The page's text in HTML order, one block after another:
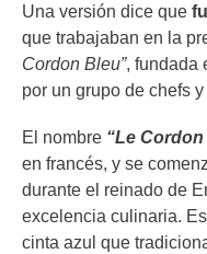
Una versión dice que
que trabajaban en la
Cordon Bleu”, fundada
por un grupo de chefs
El nombre “Le
en francés, y se
durante el reinado de
excelencia culinaria.
cinta azul que